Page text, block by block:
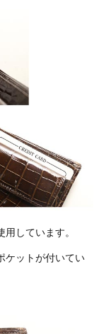
しています。
ケットが付いてい